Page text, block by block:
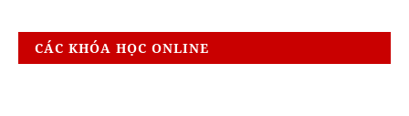
CÁC KHÓA HỌC ONLINE